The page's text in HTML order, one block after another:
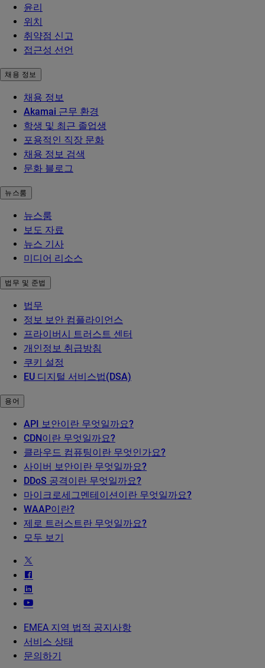
윤리
위치
취약점 신고
접근성 선언
채용 정보
채용 정보
Akamai 근무 환경
학생 및 최근 졸업생
포용적인 직장 문화
채용 정보 검색
문화 블로그
뉴스룸
뉴스룸
보도 자료
뉴스 기사
미디어 리소스
법무 및 준법
법무
정보 보안 컴플라이언스
프라이버시 트러스트 센터
개인정보 취급방침
쿠키 설정
EU 디지털 서비스법(DSA)
용어
API 보안이란 무엇일까요?
CDN이란 무엇일까요?
클라우드 컴퓨팅이란 무엇인가요?
사이버 보안이란 무엇일까요?
DDoS 공격이란 무엇일까요?
마이크로세그멘테이션이란 무엇일까요?
WAAP이란?
제로 트러스트란 무엇일까요?
모두 보기
EMEA 지역 법적 공지사항
서비스 상태
문의하기